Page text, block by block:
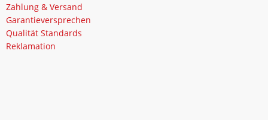
Zahlung & Versand
Garantieversprechen
Qualität Standards
Reklamation